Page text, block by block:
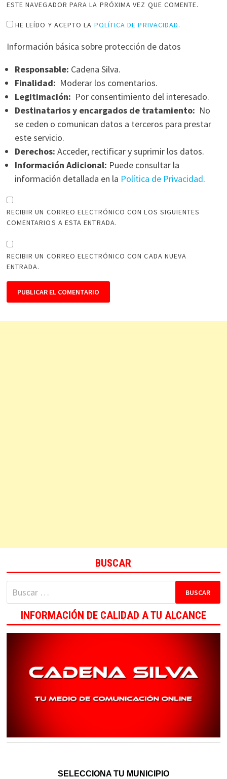
ESTE NAVEGADOR PARA LA PRÓXIMA VEZ QUE COMENTE.
HE LEÍDO Y ACEPTO LA POLÍTICA DE PRIVACIDAD.
Información básica sobre protección de datos
Responsable: Cadena Silva.
Finalidad: Moderar los comentarios.
Legitimación: Por consentimiento del interesado.
Destinatarios y encargados de tratamiento: No
se ceden o comunican datos a terceros para prestar
este servicio.
Derechos: Acceder, rectificar y suprimir los datos.
Información Adicional: Puede consultar la
información detallada en la Política de Privacidad.
RECIBIR UN CORREO ELECTRÓNICO CON LOS SIGUIENTES
COMENTARIOS A ESTA ENTRADA.
RECIBIR UN CORREO ELECTRÓNICO CON CADA NUEVA
ENTRADA.
BUSCAR
Buscar:
INFORMACIÓN DE CALIDAD A TU ALCANCE
SELECCIONA TU MUNICIPIO